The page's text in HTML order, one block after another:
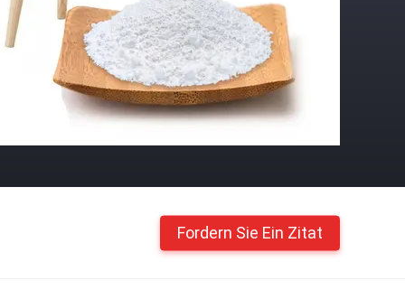
Fordern Sie Ein Zitat